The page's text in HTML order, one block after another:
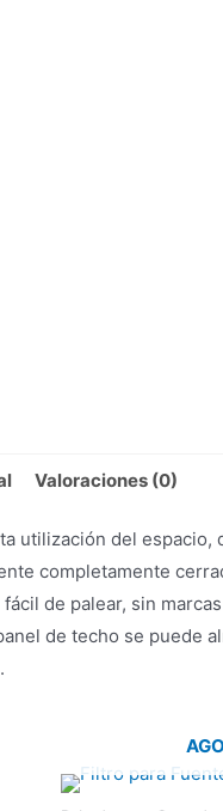
Valoraciones (0)
utilización del
completamente
de palear, sin
de techo se puede